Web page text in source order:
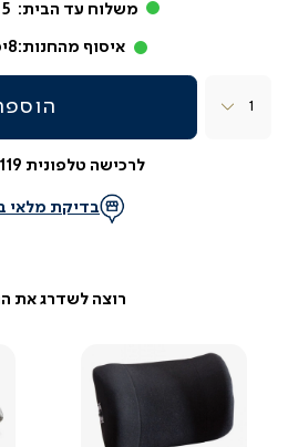
משלוח עד הבית: 5
איסוף מהחנות:8
לרכישה טלפונית 03-9533119
בדיקת מלאי